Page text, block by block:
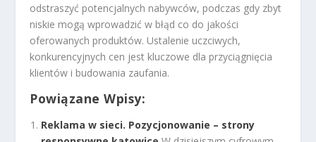
odstraszyć potencjalnych nabywców, podczas gdy zbyt
niskie mogą wprowadzić w błąd co do jakości
oferowanych produktów. Ustalenie uczciwych,
konkurencyjnych cen jest kluczowe dla przyciągnięcia
klientów i budowania zaufania.
Powiązane Wpisy:
Reklama w sieci. Pozycjonowanie – strony